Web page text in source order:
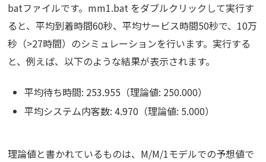
batファイルです。mm1.bat をダブルクリックして実行す
ると、平均到着時間60秒、平均サービス時間50秒で、10万
秒（>27時間）のシミュレーションを行います。実行する
と、例えば、以下のような結果が表示されます。
平均待ち時間: 253.955（理論値: 250.000）
平均システム内客数: 4.970（理論値: 5.000）
理論値と書かれているものは、M/M/1モデルでの予想値で